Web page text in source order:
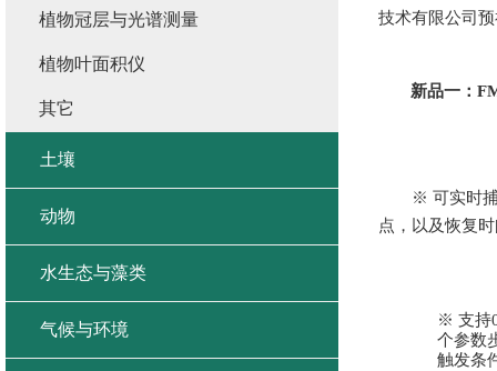
技术有限公司
新品一：
※ 可实时
点，以及恢复
※ 支持
个参数
触发条
植物冠层与光谱测量
植物叶面积仪
其它
土壤
动物
水生态与藻类
气候与环境